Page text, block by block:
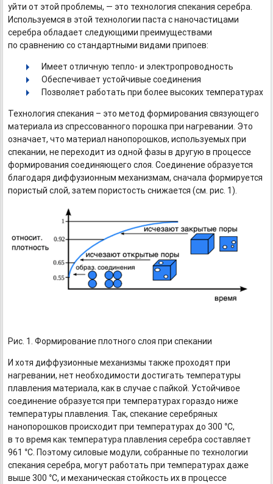
уйти от этой проблемы, — это технология спекания серебра.
Используемся в этой технологии паста с наночастицами
серебра обладает следующими преимуществами
по сравнению со стандартными видами припоев:
Имеет отличную тепло- и электропроводность
Обеспечивает устойчивые соединения
Позволяет работать при более высоких температурах
Технология спекания – это метод формирования связующего
материала из спрессованного порошка при нагревании. Это
означает, что материал нанопорошков, используемых при
спекании, не переходит из одной фазы в другую в процессе
формирования соединяющего слоя. Соединение образуется
благодаря диффузионным механизмам, сначала формируется
пористый слой, затем пористость снижается (см. рис. 1).
Рис. 1. Формирование плотного слоя при спекании
И хотя диффузионные механизмы также проходят при
нагревании, нет необходимости достигать температуры
плавления материала, как в случае с пайкой. Устойчивое
соединение образуется при температурах гораздо ниже
температуры плавления. Так, спекание серебряных
нанопорошков происходит при температурах до 300 °С,
в то время как температура плавления серебра составляет
961 °С. Поэтому силовые модули, собранные по технологии
спекания серебра, могут работать при температурах даже
выше 300 °С, и механическая стойкость их в процессе